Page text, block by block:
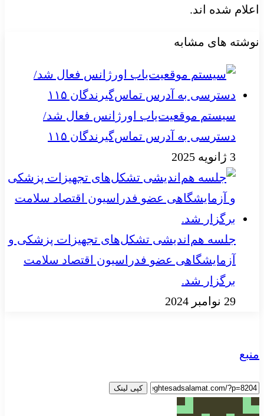
اعلام شده اند.
نوشته های مشابه
سیستم موقعیت‌یاب اورژانس فعال شد/
دسترسی به آدرس تماس‌گیرندگان ۱۱۵
3 ژانویه 2025
جلسه هم‌اندیشی تشکل‌های تجهیزات پزشکی و
آزمایشگاهی عضو فدراسیون اقتصاد سلامت
برگزار شد.
29 نوامبر 2024
منبع
کپی لینک